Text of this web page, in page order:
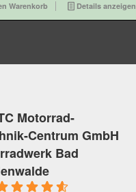
Warenkorb Details anzeigen
Motorrad-
Centrum GmbH
Bad